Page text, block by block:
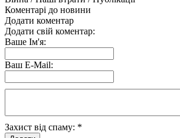
Коментарі до новини
Додати коментар
Додати свій коментар:
Ваше Ім'я:
Ваш E-Mail:
Захист від спаму: *